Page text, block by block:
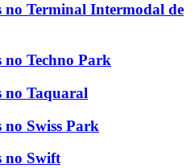
no Terminal Intermodal de
no Techno Park
no Taquaral
no Swiss Park
no Swift